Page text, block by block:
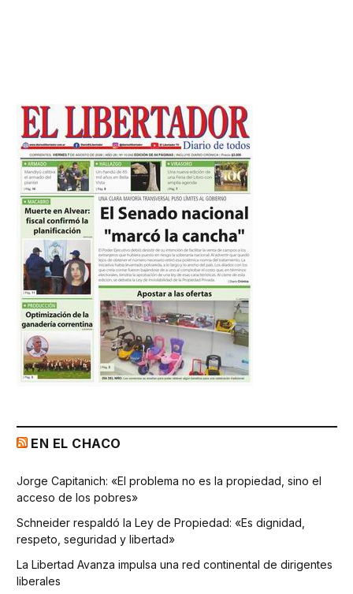
EN EL CHACO
Jorge Capitanich: «El problema no es la propiedad, sino el
acceso de los pobres»
Schneider respaldó la Ley de Propiedad: «Es dignidad,
respeto, seguridad y libertad»
La Libertad Avanza impulsa una red continental de dirigentes
liberales